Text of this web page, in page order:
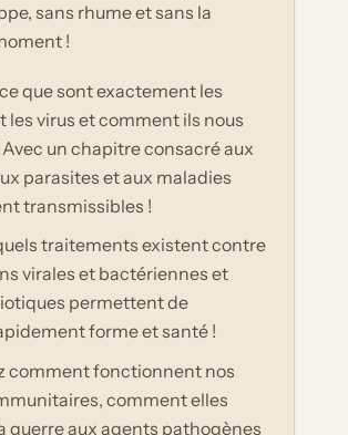
sans rhume et sans la
!
que sont exactement les
les virus et comment ils nous
un chapitre consacré aux
parasites et aux maladies
transmissibles !
traitements existent contre
virales et bactériennes et
permettent de
forme et santé !
comment fonctionnent nos
comment elles
guerre aux agents pathogènes